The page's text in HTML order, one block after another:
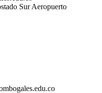
Sur Aeropuerto